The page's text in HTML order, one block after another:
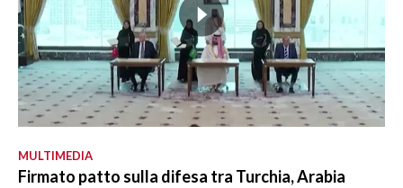
MULTIMEDIA
Firmato patto sulla difesa tra Turchia, Arabia